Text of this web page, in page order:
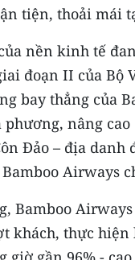
tiện, thoải mái
nền kinh tế
đoạn II của Bộ
bay thẳng của
nâng
Đảo – địa
Airways
Bamboo
khách, thực